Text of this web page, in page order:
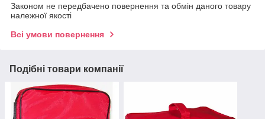
Законом не передбачено повернення та обмін даного товару
належної якості
Всі умови повернення
Подібні товари компанії